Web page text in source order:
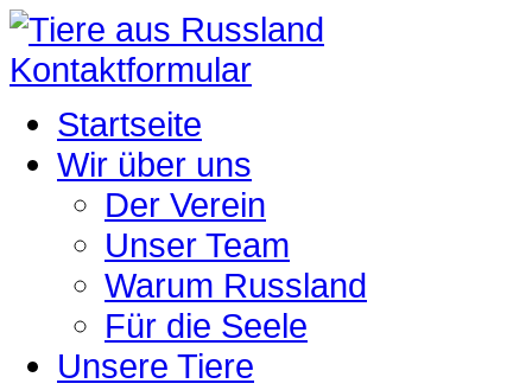
Kontaktformular
Startseite
Wir über uns
Der Verein
Unser Team
Warum Russland
Für die Seele
Unsere Tiere